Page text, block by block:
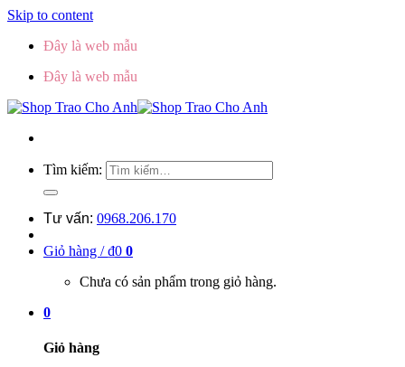
Skip to content
Đây là web mẫu
Đây là web mẫu
Tìm kiếm:
Tư vấn: 0968.206.170
Giỏ hàng /₫0 0
Chưa có sản phẩm trong giỏ hàng.
0
Giỏ hàng